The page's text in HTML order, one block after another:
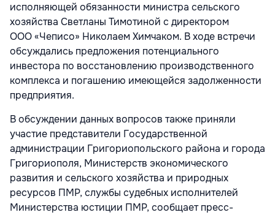
исполняющей обязанности министра сельского
хозяйства Светланы Тимотиной с директором
ООО «Чеписо» Николаем Химчаком. В ходе встречи
обсуждались предложения потенциального
инвестора по восстановлению производственного
комплекса и погашению имеющейся задолженности
предприятия.
В обсуждении данных вопросов также приняли
участие представители Государственной
администрации Григориопольского района и города
Григориополя, Министерств экономического
развития и сельского хозяйства и природных
ресурсов ПМР, службы судебных исполнителей
Министерства юстиции ПМР, сообщает пресс-